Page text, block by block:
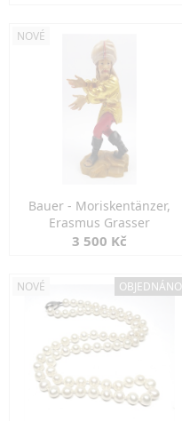
NOVÉ
Bauer - Moriskentänzer,
Erasmus Grasser
3 500 Kč
NOVÉ OBJEDNÁNO